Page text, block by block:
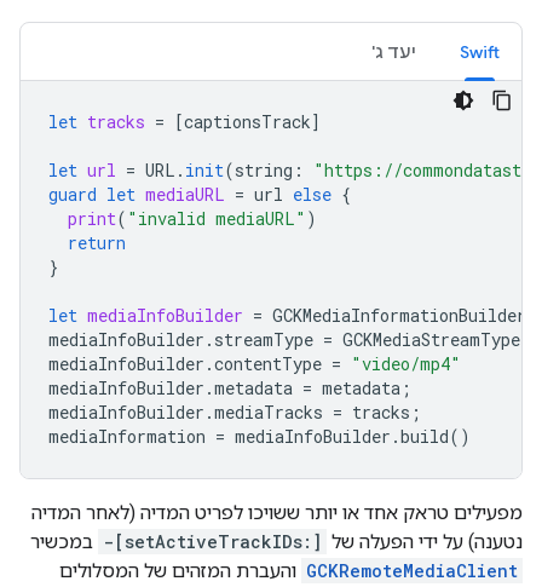
Swift יעד ג'
let tracks = [captionsTrack]
let url = URL . init(string :
"https://
guard let mediaURL = url else {
print( "invalid mediaURL" )
return
}
let mediaInfoBuilder = GCKMediaInformationBuilder
mediaInfoBuilder . streamType = GCKMediaStreamType
mediaInfoBuilder .contentType = "video/mp4"
mediaInfoBuilder .metadata = metadata ;
mediaInfoBuilder .mediaTracks = tracks ;
mediaInformation = mediaInfoBuilder .build()
מפעילים טראק אחד או יותר ששויכו לפריט המדיה (לאחר המדיה
נטענה) על ידי הפעלה של -[setActiveTrackIDs:] במכשיר
GCKRemoteMediaClient והעברת המזהים של המסלולים